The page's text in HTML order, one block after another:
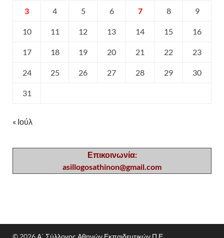
3 4 5 6 7 8 9
10 11 12 13 14 15 16
17 18 19 20 21 22 23
24 25 26 27 28 29 30
31
« Ιούλ
Επικοινωνία:
asillogosathinon@gmail.com
© 2026 Α΄ Σύλλογος Αθηνών Εκπαιδευτικών Π.Ε.